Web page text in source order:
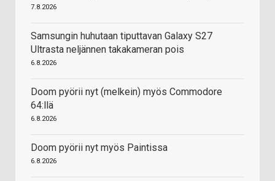
7.8.2026
Samsungin huhutaan tiputtavan Galaxy S27
Ultrasta neljännen takakameran pois
6.8.2026
Doom pyörii nyt (melkein) myös Commodore
64:llä
6.8.2026
Doom pyörii nyt myös Paintissa
6.8.2026